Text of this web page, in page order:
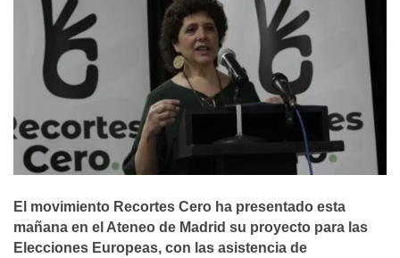
El movimiento Recortes Cero ha presentado esta
mañana en el Ateneo de Madrid su proyecto para las
Elecciones Europeas, con las asistencia de